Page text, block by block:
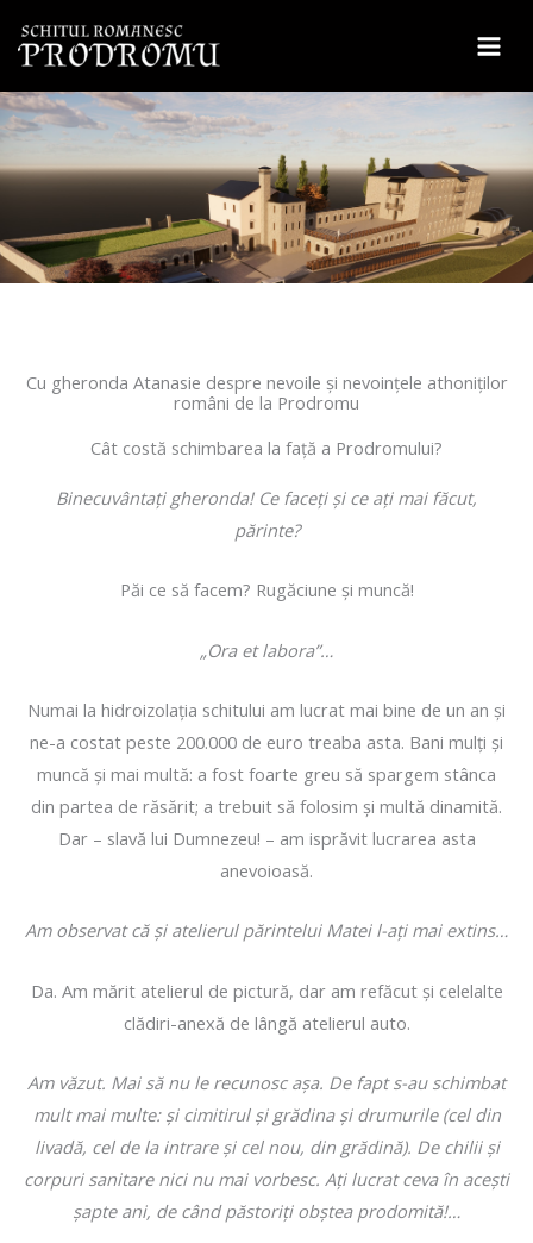
Cu gheronda Atanasie despre nevoile şi nevoinţele athoniţilor
români de la Prodromu
Cât costă schimbarea la faţă a Prodromului?
Binecuvântaţi gheronda! Ce faceţi şi ce aţi mai făcut,
părinte?
Păi ce să facem? Rugăciune şi muncă!
„Ora et labora”…
Numai la hidroizolaţia schitului am lucrat mai bine de un an şi
ne-a costat peste 200.000 de euro treaba asta. Bani mulţi şi
muncă şi mai multă: a fost foarte greu să spargem stânca
din partea de răsărit; a trebuit să folosim şi multă dinamită.
Dar – slavă lui Dumnezeu! – am isprăvit lucrarea asta
anevoioasă.
Am observat că şi atelierul părintelui Matei l-aţi mai extins…
Da. Am mărit atelierul de pictură, dar am refăcut şi celelalte
clădiri-anexă de lângă atelierul auto.
Am văzut. Mai să nu le recunosc aşa. De fapt s-au schimbat
mult mai multe: şi cimitirul şi grădina şi drumurile (cel din
livadă, cel de la intrare şi cel nou, din grădină). De chilii şi
corpuri sanitare nici nu mai vorbesc. Aţi lucrat ceva în aceşti
şapte ani, de când păstoriţi obştea prodomită!…